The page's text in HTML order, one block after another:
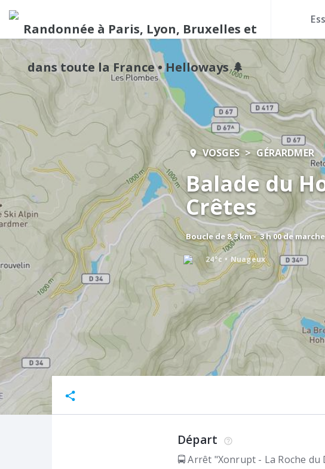
VOSGES GÉRARDMER
Balade du
Crêtes
Boucle de 8,3 km - 3 h 00 de marche
24°c Nuageux
Départ
🚍 Arrêt "Xonrupt - La Roche